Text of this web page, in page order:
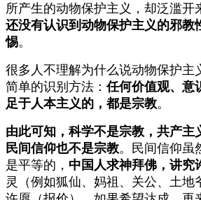
所产生的动物保护主义，却泛滥开
还没有认识到动物保护主义的邪教
惕。
很多人不理解为什么说动物保护主
简单的识别方法：任何价值观、意
足于人本主义的，都是宗教。
由此可知，科学不是宗教，共产主
民间信仰也不是宗教。民间信仰虽
是平等的， 中国人求神拜佛，讲究
灵（例如狐仙、妈祖、关公、土地